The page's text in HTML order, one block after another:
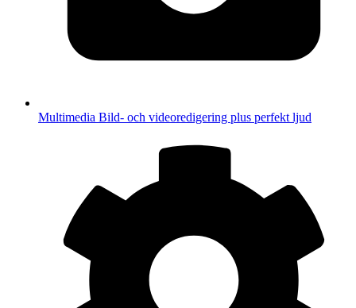
Multimedia Bild- och videoredigering plus perfekt ljud